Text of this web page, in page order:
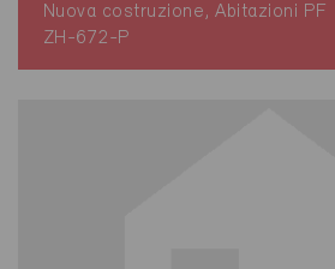
Nuova costruzione, Abitazioni PF
ZH-672-P